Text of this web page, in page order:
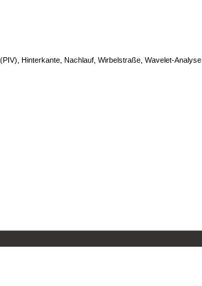
Hinterkante, Nachlauf, Wirbelstraße, Wavelet-Analyse